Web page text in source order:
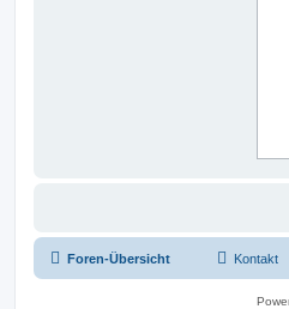
Foren-Übersicht Kontakt